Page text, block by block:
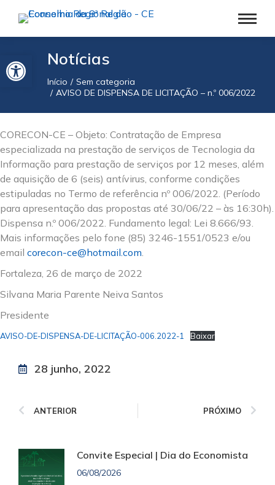
Barra de Ferramentas AbertaNotícias
Você está aqui:
Início
Sem categoria
AVISO DE DISPENSA DE LICITAÇÃO – n.º 006/2022
CORECON-CE – Objeto: Contratação de Empresa
especializada na prestação de serviços de Tecnologia da
Informação para prestação de serviços por 12 meses, além
de aquisição de 6 (seis) antívirus, conforme condições
estipuladas no Termo de referência nº 006/2022. (Período
para apresentação das propostas até 30/06/22 – às 16:30h).
Dispensa n.º 006/2022. Fundamento legal: Lei 8.666/93.
Mais informações pelo fone (85) 3246-1551/0523 e/ou
email corecon-ce@hotmail.com.
Fortaleza, 26 de março de 2022
Silvana Maria Parente Neiva Santos
Presidente
AVISO-DE-DISPENSA-DE-LICITAÇÃO-006.2022-1 Baixar
28 junho, 2022
ANTERIOR PRÓXIMO
Convite Especial | Dia do Economista
06/08/2026